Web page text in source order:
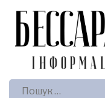
Пошук: